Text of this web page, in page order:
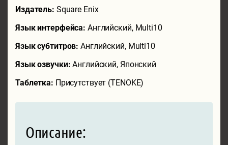
Издатель: Square Enix
Язык интерфейса: Английский, Multi10
Язык субтитров:Английский, Multi10
Язык озвучки:Английский, Японский
Таблетка: Присутствует (TENOKE)
Описание: